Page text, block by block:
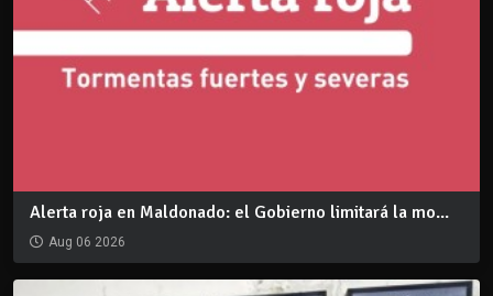
Alerta roja en Maldonado: el Gobierno limitará la mo...
Aug 06 2026